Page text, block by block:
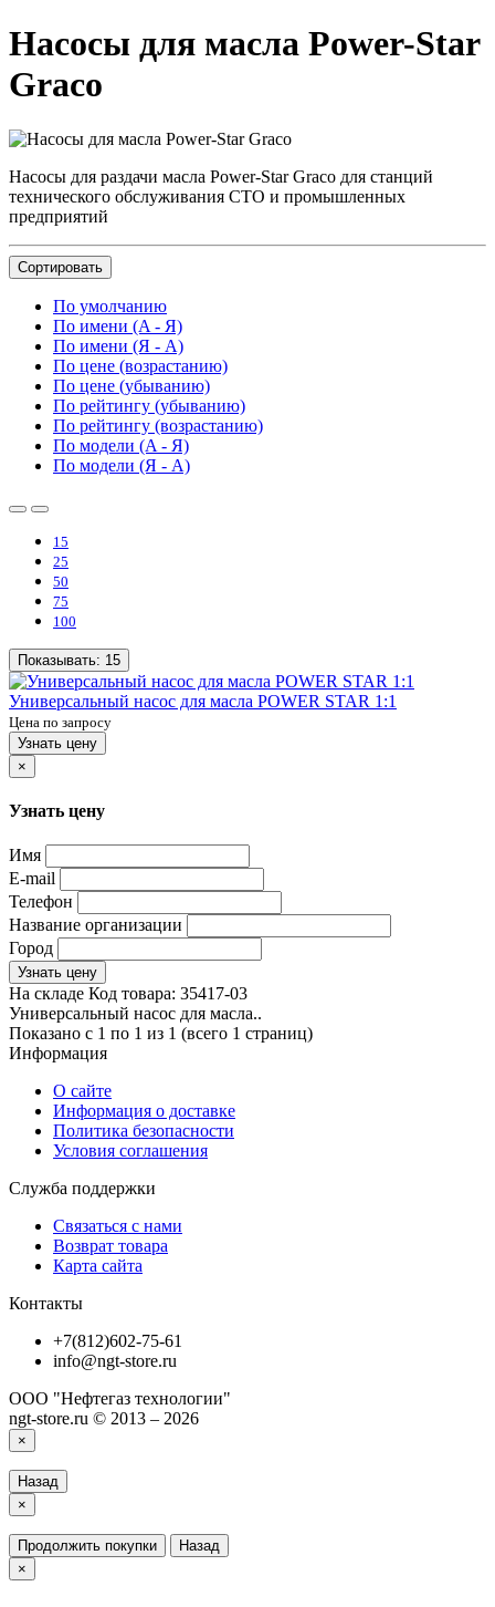
Насосы для масла Power-Star
Graco
Насосы для раздачи масла Power-Star Graco для станций
технического обслуживания СТО и промышленных
предприятий
Сортировать
По умолчанию
По имени (A - Я)
По имени (Я - A)
По цене (возрастанию)
По цене (убыванию)
По рейтингу (убыванию)
По рейтингу (возрастанию)
По модели (A - Я)
По модели (Я - A)
15
25
50
75
100
Показывать: 15
Универсальный насос для масла POWER STAR 1:1
Цена по запросу
Узнать цену
×
Узнать цену
Имя
E-mail
Телефон
Название организации
Город
Узнать цену
На складе Код товара: 35417-03
Универсальный насос для масла..
Показано с 1 по 1 из 1 (всего 1 страниц)
Информация
О сайте
Информация о доставке
Политика безопасности
Условия соглашения
Служба поддержки
Связаться с нами
Возврат товара
Карта сайта
Контакты
+7(812)602-75-61
info@ngt-store.ru
ООО "Нефтегаз технологии"
ngt-store.ru © 2013 – 2026
×
Назад
×
Продолжить покупки
Назад
×